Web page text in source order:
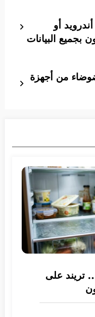
أو
من أجهزة
تريند على